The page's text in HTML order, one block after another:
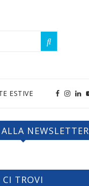
ESTIVE
NEWSLETTER
CI TROVI